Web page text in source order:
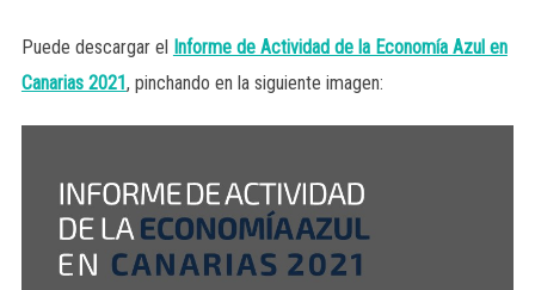
Puede descargar el Informe de Actividad de la Economía Azul en
Canarias 2021, pinchando en la siguiente imagen: